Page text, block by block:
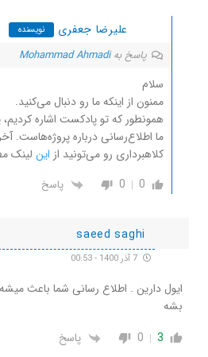
علیرضا جعفری نویسنده
پاسخ بهMohammad Ahmadi
سلام
ممنون از اینکه ما رو دنبال می‌کنید.
همونطور که تو پادکست اشاره
ما اطلاع‌رسانی درباره پروژه‌هاست.
کلاهبرداری رو می‌تونید از این لینک
0
0 پاسخ
saeed saghi
ایول دارین . اطلاع رسانی شما باعث
بشه
3
0 پاسخ